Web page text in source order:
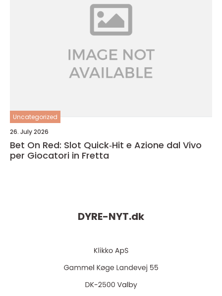
Uncategorized
26. July 2026
Bet On Red: Slot Quick‑Hit e Azione dal Vivo
per Giocatori in Fretta
DYRE-NYT.dk